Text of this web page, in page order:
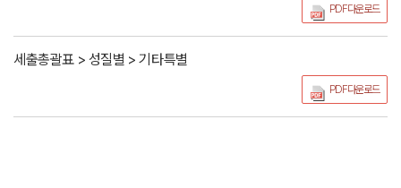
PDF다운로드
세출총괄표 > 성질별 > 기타특별
PDF다운로드